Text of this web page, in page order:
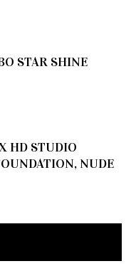
STAR SHINE
HD STUDIO
NUDE